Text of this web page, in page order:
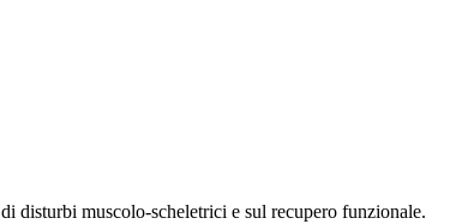
disturbi muscolo-scheletrici e sul recupero funzionale.